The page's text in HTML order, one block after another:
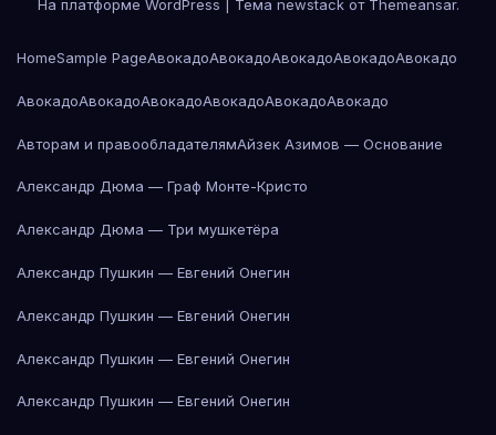
На платформе WordPress Тема newstack от Themeansar.
HomeSample PageАвокадоАвокадоАвокадоАвокадоАвокадо
АвокадоАвокадоАвокадоАвокадоАвокадоАвокадо
Авторам и правообладателямАйзек Азимов — Основание
Александр Дюма — Граф Монте-Кристо
Александр Дюма — Три мушкетёра
Александр Пушкин — Евгений Онегин
Александр Пушкин — Евгений Онегин
Александр Пушкин — Евгений Онегин
Александр Пушкин — Евгений Онегин